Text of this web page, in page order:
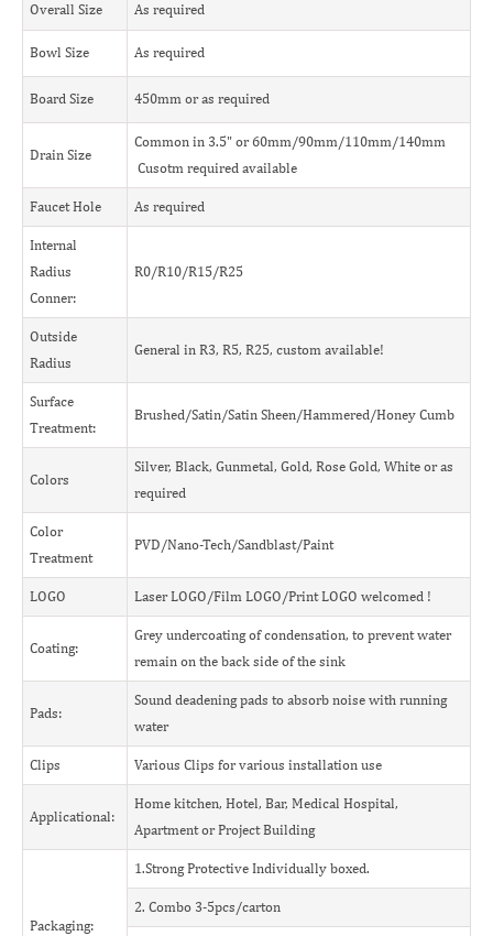
Overall Size As required
Bowl Size As required
Board Size 450mm or as required
Drain Size
Common in 3.5" or 60mm/90mm/110mm/140mm
Cusotm required available
Faucet Hole As required
Internal
Radius
Conner:
R0/R10/R15/R25
Outside
Radius
General in R3, R5, R25, custom available!
Surface
Treatment:
Brushed/Satin/Satin Sheen/Hammered/Honey Cumb
Colors
Silver, Black, Gunmetal, Gold, Rose Gold, White or as
required
Color
Treatment
PVD/Nano-Tech/Sandblast/Paint
LOGO Laser LOGO/Film LOGO/Print LOGO welcomed !
Coating:
Grey undercoating of condensation, to prevent water
remain on the back side of the sink
Pads:
Sound deadening pads to absorb noise with running
water
Clips Various Clips for various installation use
Applicational:
Home kitchen, Hotel, Bar, Medical Hospital,
Apartment or Project Building
Packaging:
1.Strong Protective Individually boxed.
2. Combo 3-5pcs/carton